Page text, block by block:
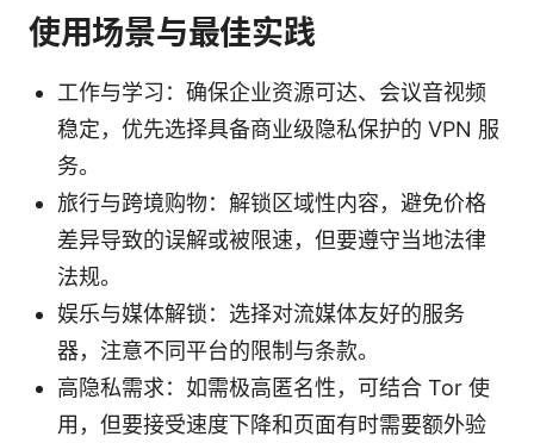
使用场景与最佳实践
工作与学习：确保企业资源可达、会议音视频
稳定，优先选择具备商业级隐私保护的 VPN 服
务。
旅行与跨境购物：解锁区域性内容，避免价格
差异导致的误解或被限速，但要遵守当地法律
法规。
娱乐与媒体解锁：选择对流媒体友好的服务
器，注意不同平台的限制与条款。
高隐私需求：如需极高匿名性，可结合 Tor 使
用，但要接受速度下降和页面有时需要额外验